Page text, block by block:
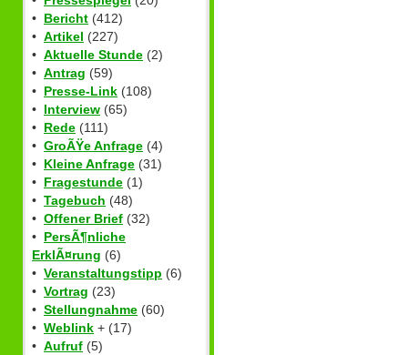
• Bericht (412)
• Artikel (227)
• Aktuelle Stunde (2)
• Antrag (59)
• Presse-Link (108)
• Interview (65)
• Rede (111)
• GroÃŸe Anfrage (4)
• Kleine Anfrage (31)
• Fragestunde (1)
• Tagebuch (48)
• Offener Brief (32)
• PersÃ¶nliche
ErklÃ¤rung (6)
• Veranstaltungstipp (6)
• Vortrag (23)
• Stellungnahme (60)
• Weblink + (17)
• Aufruf (5)